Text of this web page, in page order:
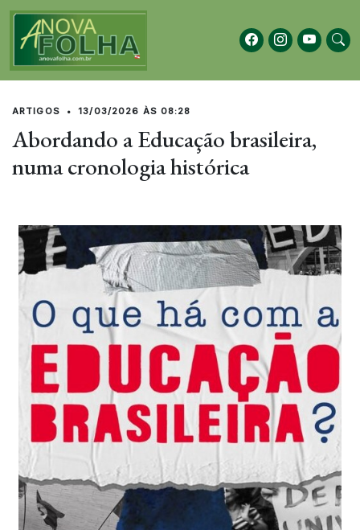
ARTIGOS • 13/03/2026 ÀS 08:28
Abordando a Educação brasileira,
numa cronologia histórica